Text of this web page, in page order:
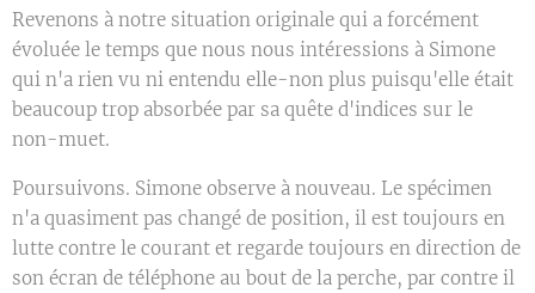
Revenons à notre situation originale qui a forcément
évoluée le temps que nous nous intéressions à Simone
qui n'a rien vu ni entendu elle-non plus puisqu'elle était
beaucoup trop absorbée par sa quête d'indices sur le
non-muet.
Poursuivons. Simone observe à nouveau. Le spécimen
n'a quasiment pas changé de position, il est toujours en
lutte contre le courant et regarde toujours en direction de
son écran de téléphone au bout de la perche, par contre il